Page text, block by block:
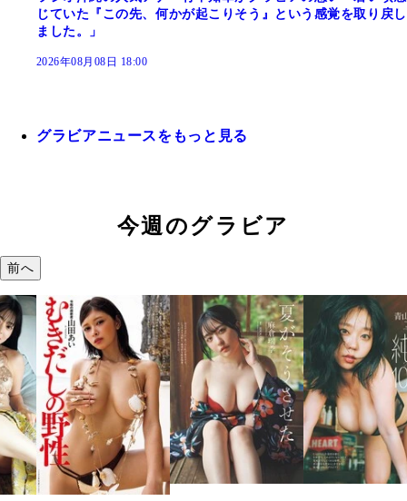
じていた『この先、何かが起こりそう』という感覚を取り戻し
ました。」
2026年08月08日 18:00
グラビアニュースをもっと見る
今週のグラビア
前へ
溝端 葵『もう
つの、あおい
で。』
2026年08月09日